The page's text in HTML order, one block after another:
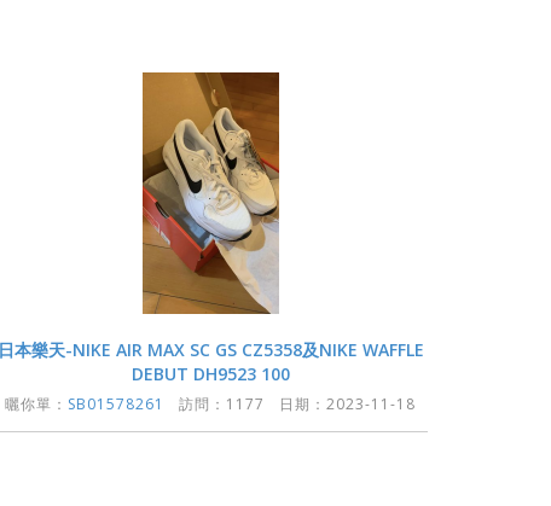
日本樂天-NIKE AIR MAX SC GS CZ5358及NIKE WAFFLE
DEBUT DH9523 100
曬你單： SB01578261 訪問：1177 日期：2023-11-18